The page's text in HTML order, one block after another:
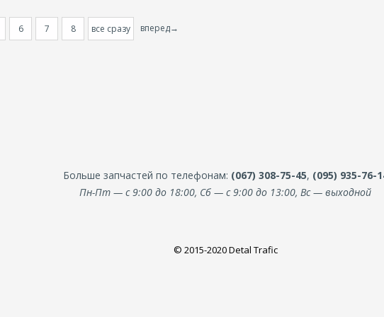
6 7 8 все сразу вперед→
Больше запчастей по телефонам: (067) 308-75-45, (095) 935-76-
Пн-Пт — с 9:00 до 18:00, Сб — с 9:00 до 13:00, Вс — выходной
© 2015-2020 Detal Trafic